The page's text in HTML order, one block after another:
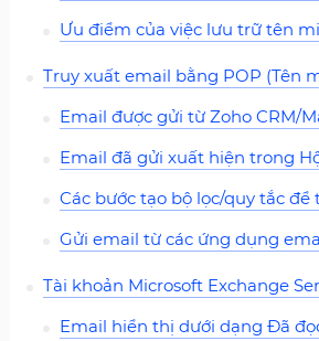
Ưu điểm của việc lưu trữ tên
Truy xuất email bằng POP (Tên
Email được gửi từ Zoho CRM/
Email đã gửi xuất hiện trong
Các bước tạo bộ lọc/quy tắc
Gửi email từ các ứng dụng
Tài khoản Microsoft Exchange
Email hiển thị dưới dạng Đã